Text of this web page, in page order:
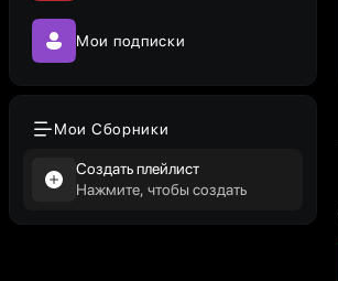
Мои подписки
Мои Сборники
Создать плейлист
Нажмите, чтобы создать